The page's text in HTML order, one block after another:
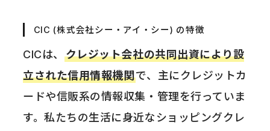
CIC (株式会社シー・アイ・シー) の特徴
CICは、 クレジット会社の共同出資により設
立された信用情報機関で、主にクレジットカ
ードや信販系の情報収集・管理を行っていま
す。私たちの生活に身近なショッピングクレ